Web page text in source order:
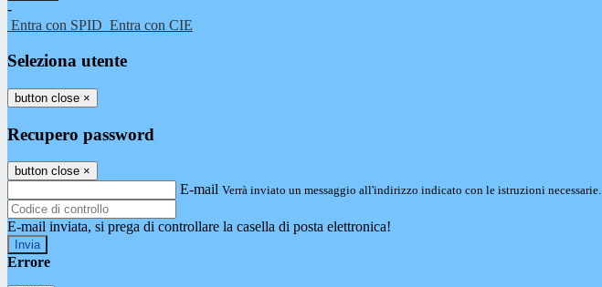
-
Entra con SPID Entra con CIE
Seleziona utente
button close ×
Recupero password
button close ×
E-mail Verrà inviato un messaggio all'indirizzo indicato con le istruzioni necessarie.
E-mail inviata, si prega di controllare la casella di posta elettronica!
Errore